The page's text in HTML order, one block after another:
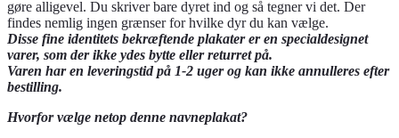
gøre alligevel. Du skriver bare dyret ind og så tegner vi det. Der
findes nemlig ingen grænser for hvilke dyr du kan vælge.
Disse fine identitets bekræftende plakater er en specialdesignet
varer, som der ikke ydes bytte eller returret på.
Varen har en leveringstid på 1-2 uger og kan ikke annulleres efter
bestilling.
Hvorfor vælge netop denne navneplakat?